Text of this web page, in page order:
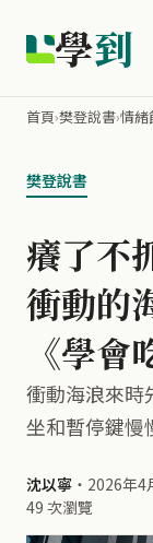
學到
首頁›樊登說書›情緒
樊登說書
癢了不
衝動的
《學會
衝動海浪來時
坐和暫停鍵慢
沈以寧 ・ 2026年4
49 次瀏覽